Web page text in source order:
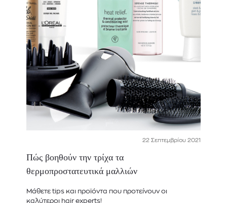
22 Σεπτεμβρίου 2021
Πώς βοηθούν την τρίχα τα
θερμοπροστατευτικά μαλλιών
Μάθετε tips και προϊόντα που προτείνουν οι
καλύτεροι hair experts!